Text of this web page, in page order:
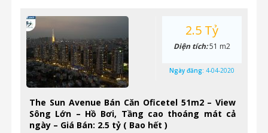
The Sun Avenue Bán Căn Oficetel 51m2 – View
Sông Lớn – Hồ Bơi, Tầng cao thoáng mát cả
ngày – Giá Bán: 2.5 tỷ ( Bao hết )
2.5 Tỷ
Diện tích:51 m2
Ngày đăng: 4-04-2020